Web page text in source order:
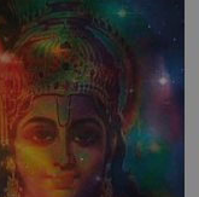
spatřili pouze